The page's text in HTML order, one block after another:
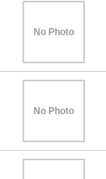
No Photo
No Photo